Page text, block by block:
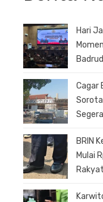
Hari
Cagar
BRIN
Mulai
Rakyat